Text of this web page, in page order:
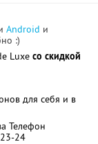
Android и
:)
Luxe со скидкой
для себя и в
Телефон
24